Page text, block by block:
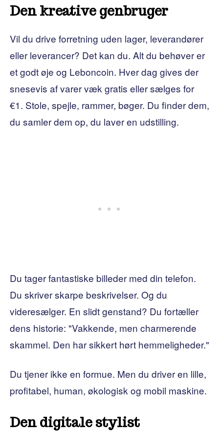
Den kreative genbruger
Vil du drive forretning uden lager, leverandører
eller leverancer? Det kan du. Alt du behøver er
et godt øje og Leboncoin. Hver dag gives der
snesevis af varer væk gratis eller sælges for
€1. Stole, spejle, rammer, bøger. Du finder dem,
du samler dem op, du laver en udstilling.
Du tager fantastiske billeder med din telefon.
Du skriver skarpe beskrivelser. Og du
videresælger. En slidt genstand? Du fortæller
dens historie: "Vakkende, men charmerende
skammel. Den har sikkert hørt hemmeligheder."
Du tjener ikke en formue. Men du driver en lille,
profitabel, human, økologisk og mobil maskine.
Den digitale stylist